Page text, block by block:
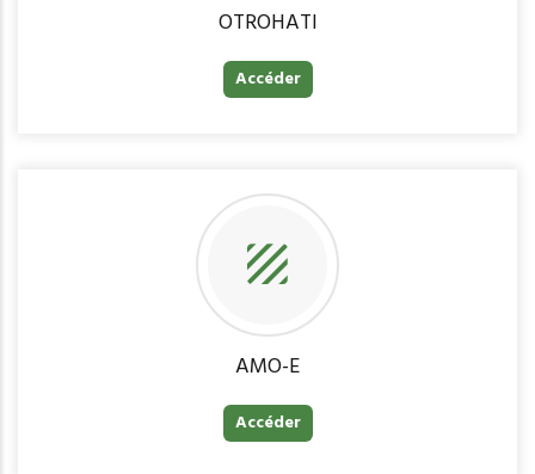
OTROHATI
Accéder
AMO-E
Accéder